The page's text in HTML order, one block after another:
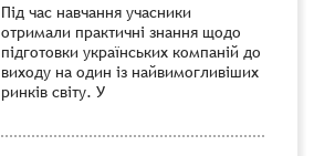
Під час навчання учасники
отримали практичні знання щодо
підготовки українських компаній до
виходу на один із найвимогливіших
ринків світу. У